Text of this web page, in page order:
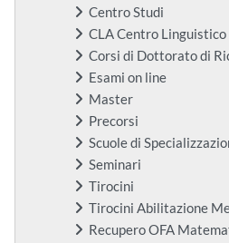
Centro Studi
CLA Centro
Corsi di Dottorato di
Esami on line
Master
Precorsi
Scuole di
Seminari
Tirocini
Tirocini Abilitazione
Recupero OFA